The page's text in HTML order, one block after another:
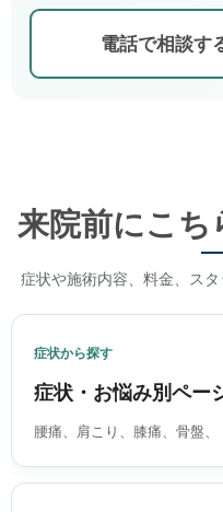
電話で相談
来院前にこ
症状や施術内容、料金、ス
症状から探す
症状・お悩み別ペー
腰痛、肩こり、膝痛、骨盤、